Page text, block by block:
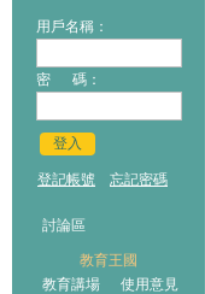
用戶名稱：
密 碼：
登入
登記帳號 忘記密碼
討論區
教育王國
教育講場
使用意見